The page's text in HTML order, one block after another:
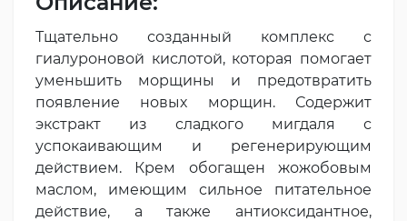
Тщательно созданный комплекс с
гиалуроновой кислотой, которая помогает
уменьшить морщины и предотвратить
появление новых морщин. Содержит
экстракт из сладкого мигдаля с
успокаивающим и регенерирующим
действием. Крем обогащен жожобовым
маслом, имеющим сильное питательное
действие, а также антиоксидантное,